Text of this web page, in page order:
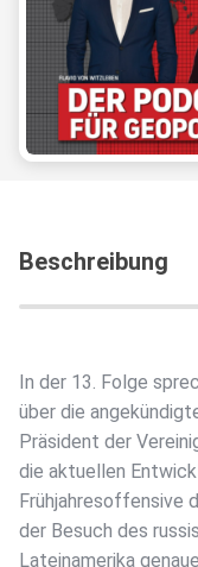
Beschreibung
In der 13. Folge
über die
Präsident der
die aktuellen
Frühjahresoffensive
der Besuch des
Lateinamerika